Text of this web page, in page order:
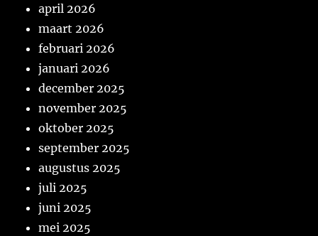
april 2026
maart 2026
februari 2026
januari 2026
december 2025
november 2025
oktober 2025
september 2025
augustus 2025
juli 2025
juni 2025
mei 2025